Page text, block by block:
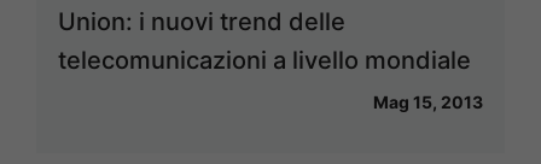
Union: i nuovi trend delle
telecomunicazioni a livello mondiale
Mag 15, 2013